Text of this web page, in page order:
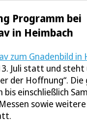
Programm bei
in Heimbach
zum Gnadenbild in
Juli statt und
der Hoffnung“. Die
einschließlich
sowie weitere